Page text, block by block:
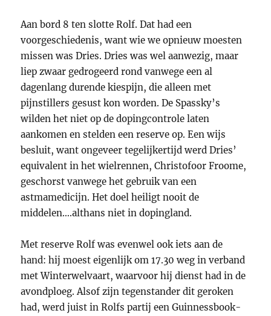
Aan bord 8 ten slotte Rolf. Dat had een
voorgeschiedenis, want wie we opnieuw moesten
missen was Dries. Dries was wel aanwezig, maar
liep zwaar gedrogeerd rond vanwege een al
dagenlang durende kiespijn, die alleen met
pijnstillers gesust kon worden. De Spassky’s
wilden het niet op de dopingcontrole laten
aankomen en stelden een reserve op. Een wijs
besluit, want ongeveer tegelijkertijd werd Dries’
equivalent in het wielrennen, Christofoor Froome,
geschorst vanwege het gebruik van een
astmamedicijn. Het doel heiligt nooit de
middelen….althans niet in dopingland.
Met reserve Rolf was evenwel ook iets aan de
hand: hij moest eigenlijk om 17.30 weg in verband
met Winterwelvaart, waarvoor hij dienst had in de
avondploeg. Alsof zijn tegenstander dit geroken
had, werd juist in Rolfs partij een Guinnessbook-